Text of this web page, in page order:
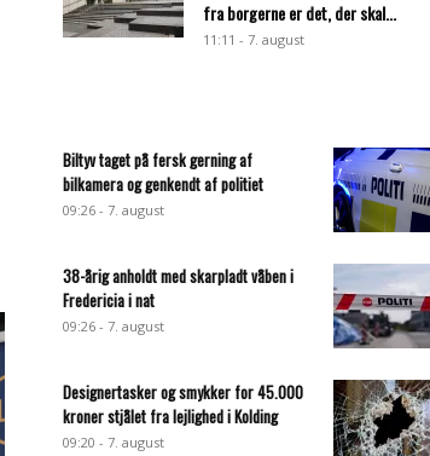
fra borgerne er det, der skal...
11:11 - 7. august
Biltyv taget på fersk gerning af
bilkamera og genkendt af politiet
09:26 - 7. august
38-årig anholdt med skarpladt våben i
Fredericia i nat
09:26 - 7. august
Designertasker og smykker for 45.000
kroner stjålet fra lejlighed i Kolding
09:20 - 7. august